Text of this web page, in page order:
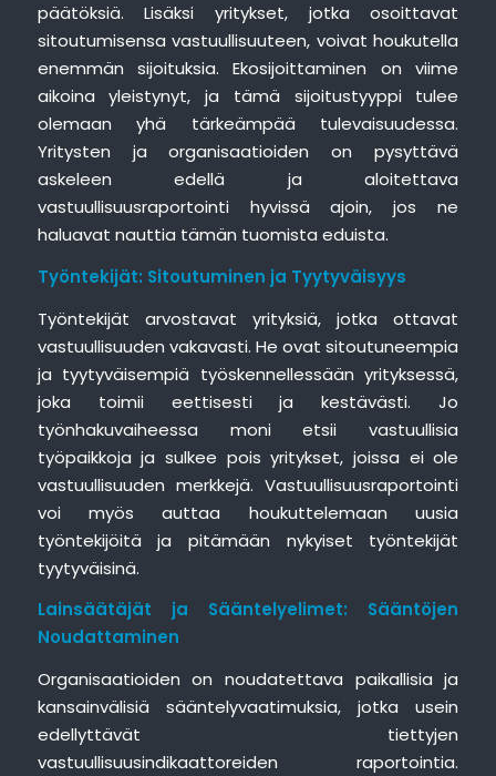
päätöksiä. Lisäksi yritykset, jotka osoittavat
sitoutumisensa vastuullisuuteen, voivat houkutella
enemmän sijoituksia. Ekosijoittaminen on viime
aikoina yleistynyt, ja tämä sijoitustyyppi tulee
olemaan yhä tärkeämpää tulevaisuudessa.
Yritysten ja organisaatioiden on pysyttävä
askeleen edellä ja aloitettava
vastuullisuusraportointi hyvissä ajoin, jos ne
haluavat nauttia tämän tuomista eduista.
Työntekijät: Sitoutuminen ja Tyytyväisyys
Työntekijät arvostavat yrityksiä, jotka ottavat
vastuullisuuden vakavasti. He ovat sitoutuneempia
ja tyytyväisempiä työskennellessään yrityksessä,
joka toimii eettisesti ja kestävästi. Jo
työnhakuvaiheessa moni etsii vastuullisia
työpaikkoja ja sulkee pois yritykset, joissa ei ole
vastuullisuuden merkkejä. Vastuullisuusraportointi
voi myös auttaa houkuttelemaan uusia
työntekijöitä ja pitämään nykyiset työntekijät
tyytyväisinä.
Lainsäätäjät ja Sääntelyelimet: Sääntöjen
Noudattaminen
Organisaatioiden on noudatettava paikallisia ja
kansainvälisiä sääntelyvaatimuksia, jotka usein
edellyttävät tiettyjen
vastuullisuusindikaattoreiden raportointia.